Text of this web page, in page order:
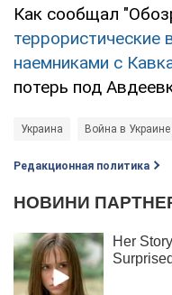
Как сообщал
террористические
наемниками с
потерь под
Украина Война в Украине
Редакционная политика